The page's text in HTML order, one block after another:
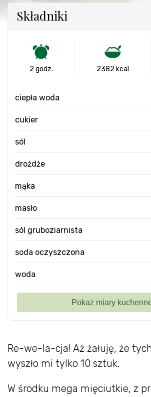
Re-we-la-cja! Aż żałuję, że
wyszło mi tylko 10 sztuk.
W środku mega mięciutkie, z
Składniki
2 godz. 2382 kcal
ciepła woda
cukier
sól
drożdże
mąka
masło
sól gruboziarnista
soda oczyszczona
woda